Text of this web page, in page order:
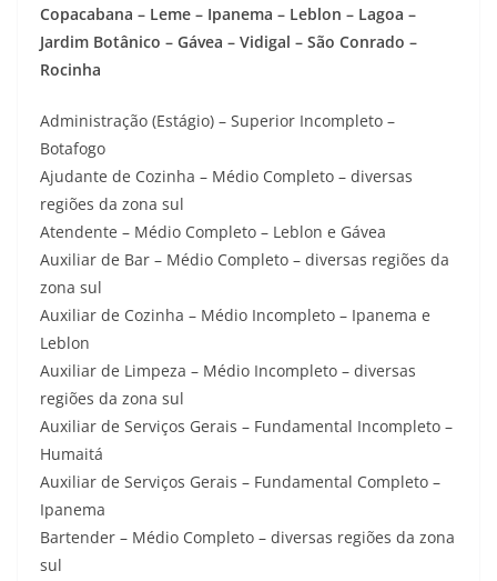
Copacabana – Leme – Ipanema – Leblon – Lagoa –
Jardim Botânico – Gávea – Vidigal – São Conrado –
Rocinha
Administração (Estágio) – Superior Incompleto –
Botafogo
Ajudante de Cozinha – Médio Completo – diversas
regiões da zona sul
Atendente – Médio Completo – Leblon e Gávea
Auxiliar de Bar – Médio Completo – diversas regiões da
zona sul
Auxiliar de Cozinha – Médio Incompleto – Ipanema e
Leblon
Auxiliar de Limpeza – Médio Incompleto – diversas
regiões da zona sul
Auxiliar de Serviços Gerais – Fundamental Incompleto –
Humaitá
Auxiliar de Serviços Gerais – Fundamental Completo –
Ipanema
Bartender – Médio Completo – diversas regiões da zona
sul